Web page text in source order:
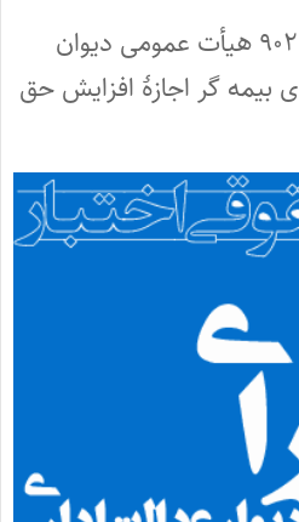
رأی شماره‌های ۹۰۰ الی ۹۰۲ هیأت عمومی دیوان
گر اجازۀ افزایش حق